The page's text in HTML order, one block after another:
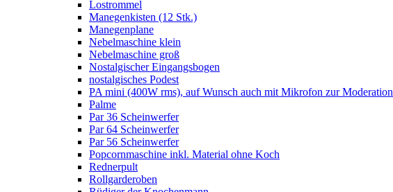
Lostrommel
Manegenkisten (12 Stk.)
Manegenplane
Nebelmaschine klein
Nebelmaschine groß
Nostalgischer Eingangsbogen
nostalgisches Podest
PA mini (400W rms), auf Wunsch auch mit Mikrofon zur Moderation
Palme
Par 36 Scheinwerfer
Par 64 Scheinwerfer
Par 56 Scheinwerfer
Popcornmaschine inkl. Material ohne Koch
Rednerpult
Rollgarderoben